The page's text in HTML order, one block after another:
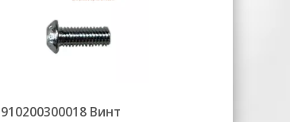
910200300018 Винт